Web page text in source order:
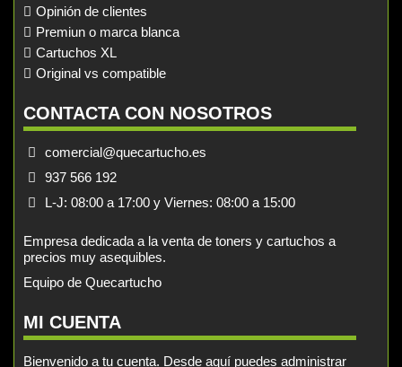
Opinión de clientes
Premiun o marca blanca
Cartuchos XL
Original vs compatible
CONTACTA CON NOSOTROS
comercial@quecartucho.es
937 566 192
L-J: 08:00 a 17:00 y Viernes: 08:00 a 15:00
Empresa dedicada a la venta de toners y cartuchos a
precios muy asequibles.
Equipo de Quecartucho
MI CUENTA
Bienvenido a tu cuenta. Desde aquí puedes administrar